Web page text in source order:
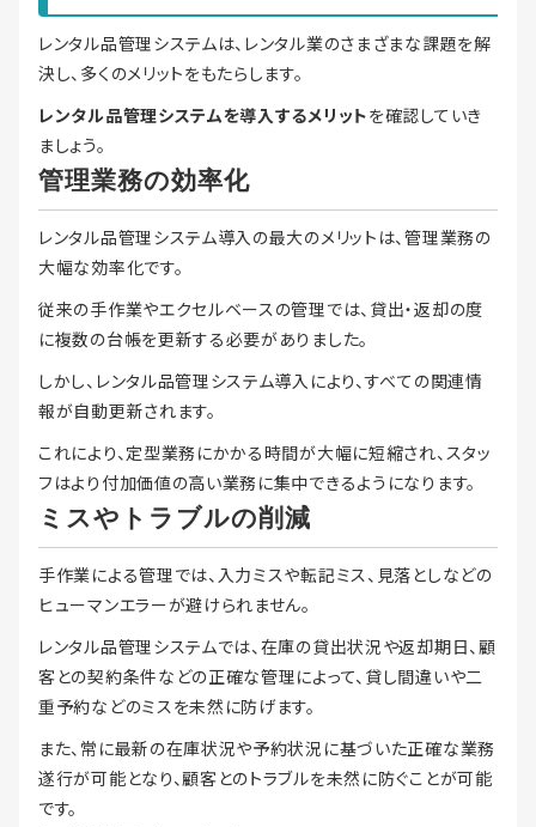
レンタル品管理システムは、レンタル業のさまざまな課題を解
決し、多くのメリットをもたらします。
レンタル品管理システムを導入するメリットを確認していき
ましょう。
管理業務の効率化
レンタル品管理システム導入の最大のメリットは、管理業務の
大幅な効率化です。
従来の手作業やエクセルベースの管理では、貸出・返却の度
に複数の台帳を更新する必要がありました。
しかし、レンタル品管理システム導入により、すべての関連情
報が自動更新されます。
これにより、定型業務にかかる時間が大幅に短縮され、スタッ
フはより付加価値の高い業務に集中できるようになります。
ミスやトラブルの削減
手作業による管理では、入力ミスや転記ミス、見落としなどの
ヒューマンエラーが避けられません。
レンタル品管理システムでは、在庫の貸出状況や返却期日、顧
客との契約条件などの正確な管理によって、貸し間違いや二
重予約などのミスを未然に防げます。
また、常に最新の在庫状況や予約状況に基づいた正確な業務
遂行が可能となり、顧客とのトラブルを未然に防ぐことが可能
です。